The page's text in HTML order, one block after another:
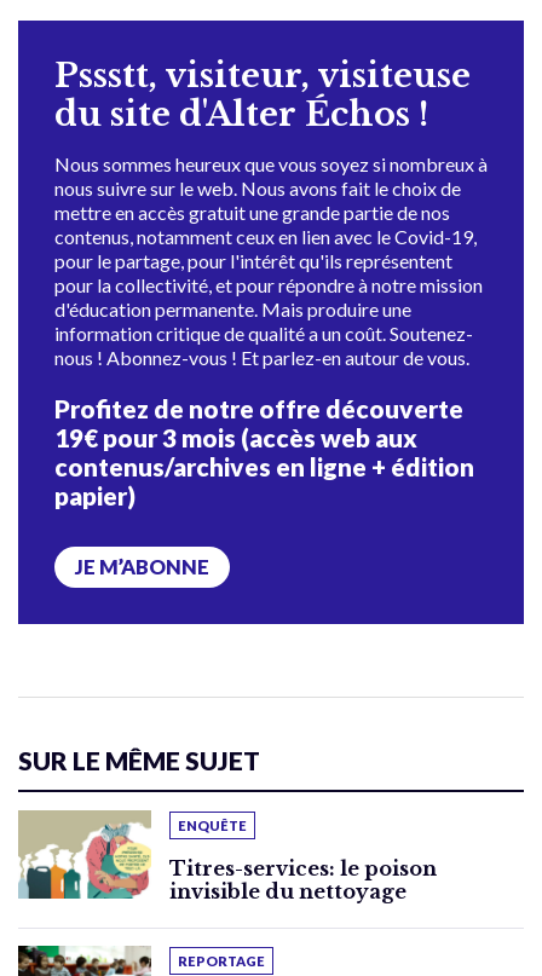
Pssstt, visiteur, visiteuse
du site d'Alter Échos !
Nous sommes heureux que vous soyez si nombreux à
nous suivre sur le web. Nous avons fait le choix de
mettre en accès gratuit une grande partie de nos
contenus, notamment ceux en lien avec le Covid-19,
pour le partage, pour l'intérêt qu'ils représentent
pour la collectivité, et pour répondre à notre mission
d'éducation permanente. Mais produire une
information critique de qualité a un coût. Soutenez-
nous ! Abonnez-vous ! Et parlez-en autour de vous.
Profitez de notre offre découverte
19€ pour 3 mois (accès web aux
contenus/archives en ligne + édition
papier)
JE M’ABONNE
SUR LE MÊME SUJET
ENQUÊTE
Titres-services: le poison
invisible du nettoyage
REPORTAGE